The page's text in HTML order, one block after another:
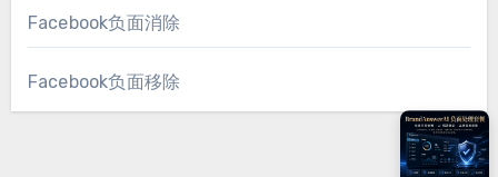
Facebook负面消除
Facebook负面移除